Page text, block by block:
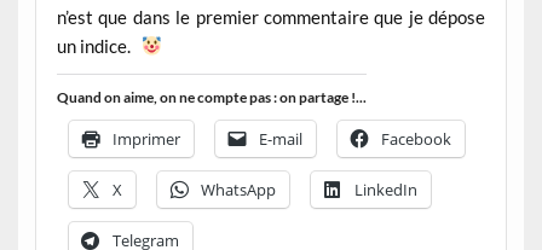
n’est que dans le premier commentaire que je dépose
un indice.
Quand on aime, on ne compte pas : on partage !...
Imprimer E-mail Facebook
X WhatsApp LinkedIn
Telegram